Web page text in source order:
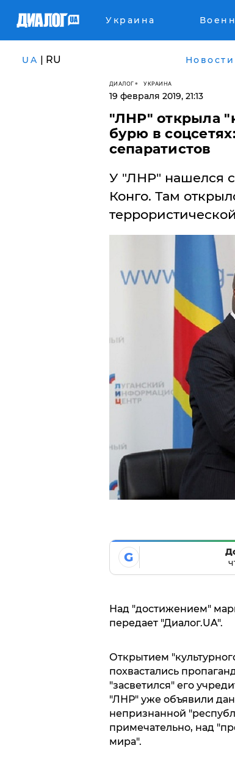
Украина
UA | RU Новости
ДИАЛОГ УКРАИНА
19 февраля 2019, 21:13
​"ЛНР" открыла
бурю в
сепаратистов
У "ЛНР" нашелся
Конго. Там
G
Над "достижением"
передает "Диалог.UA".
Открытием
похвастались
"засветился" его
"ЛНР" уже объявили
непризнанной
примечательно, над
мира".